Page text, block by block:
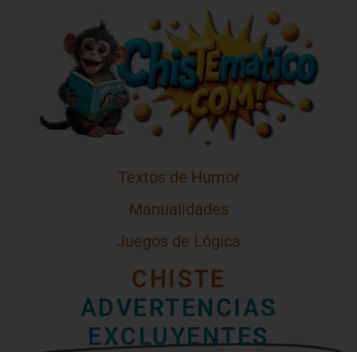
Textos de Humor
Manualidades
Juegos de Lógica
CHISTE
ADVERTENCIAS
EXCLUYENTES